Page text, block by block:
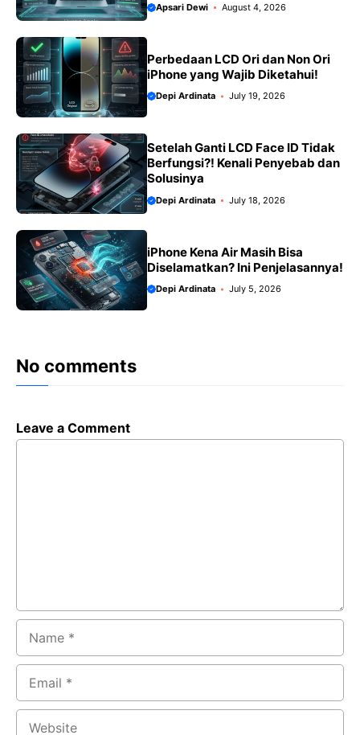
Apsari Dewi August 4, 2026
Perbedaan LCD Ori dan Non Ori
iPhone yang Wajib Diketahui!
Depi Ardinata July 19, 2026
Setelah Ganti LCD Face ID Tidak
Berfungsi?! Kenali Penyebab dan
Solusinya
Depi Ardinata July 18, 2026
iPhone Kena Air Masih Bisa
Diselamatkan? Ini Penjelasannya!
Depi Ardinata July 5, 2026
No comments
Leave a Comment
Comment
Name
Email
Website